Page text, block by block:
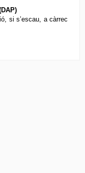
si s’escau, a càrrec